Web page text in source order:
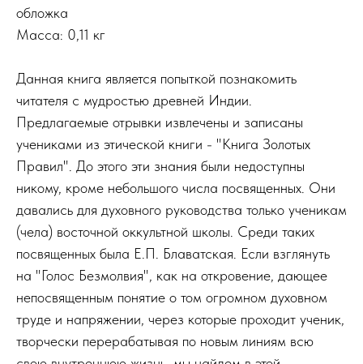
обложка
Масса: 0,11 кг
Данная книга является попыткой познакомить
читателя с мудростью древней Индии.
Предлагаемые отрывки извлечены и записаны
учениками из этической книги - "Книга Золотых
Правил". До этого эти знания были недоступны
никому, кроме небольшого числа посвященных. Они
давались для духовного руководства только ученикам
(чела) восточной оккультной школы. Среди таких
посвященных была Е.П. Блаватская. Если взглянуть
на "Голос Безмолвия", как на откровение, дающее
непосвященным понятие о том огромном духовном
труде и напряжении, через которые проходит ученик,
творчески перерабатывая по новым линиям всю